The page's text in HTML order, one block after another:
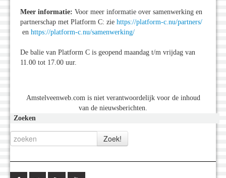
Meer informatie: Voor meer informatie over samenwerking en
partnerschap met Platform C: zie https://platform-c.nu/partners/
en https://platform-c.nu/samenwerking/
De balie van Platform C is geopend maandag t/m vrijdag van
11.00 tot 17.00 uur.
Amstelveenweb.com is niet verantwoordelijk voor de inhoud
van de nieuwsberichten.
Zoeken